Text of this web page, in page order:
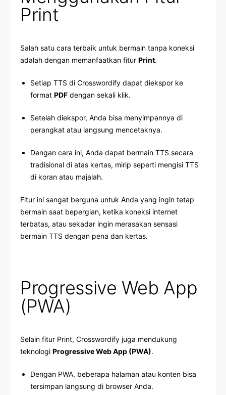
Print
Salah satu cara terbaik untuk bermain tanpa koneksi
adalah dengan memanfaatkan fitur Print.
Setiap TTS di Crosswordify dapat diekspor ke
format PDF dengan sekali klik.
Setelah diekspor, Anda bisa menyimpannya di
perangkat atau langsung mencetaknya.
Dengan cara ini, Anda dapat bermain TTS secara
tradisional di atas kertas, mirip seperti mengisi TTS
di koran atau majalah.
Fitur ini sangat berguna untuk Anda yang ingin tetap
bermain saat bepergian, ketika koneksi internet
terbatas, atau sekadar ingin merasakan sensasi
bermain TTS dengan pena dan kertas.
Progressive Web App
(PWA)
Selain fitur Print, Crosswordify juga mendukung
teknologi Progressive Web App (PWA).
Dengan PWA, beberapa halaman atau konten bisa
tersimpan langsung di browser Anda.